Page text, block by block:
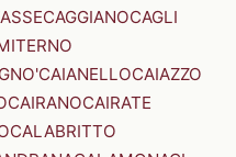
CAGGIANOCAGLI
CAIANELLOCAIAZZO
CAIRANOCAIRATE
CALABRITTO